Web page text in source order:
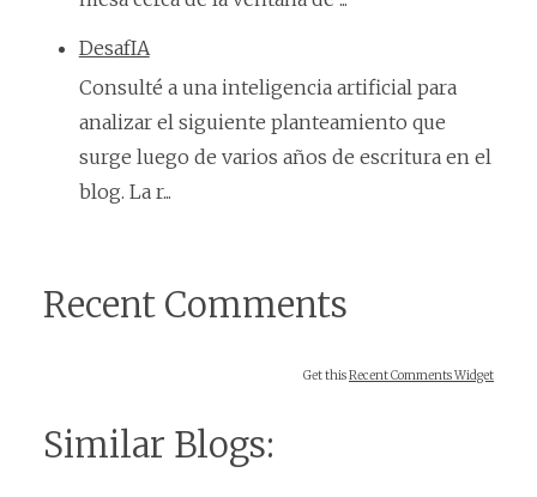
DesafIA
Consulté a una inteligencia artificial para
analizar el siguiente planteamiento que
surge luego de varios años de escritura en el
blog. La r...
Recent Comments
Get thisRecent Comments Widget
Similar Blogs: